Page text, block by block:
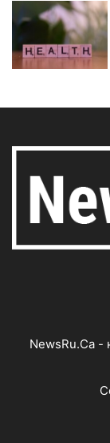
NewsRu.Ca -